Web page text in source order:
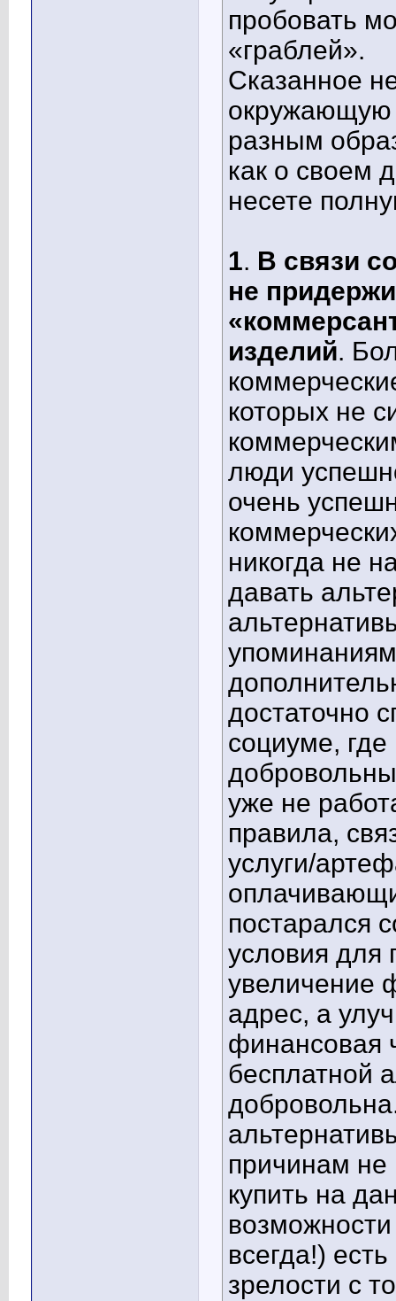
пробовать
«граблей».
Сказанное
окружающую
разным
как о своем
несете
1. В связи
не
изделий.
которых не
люди
очень
никогда не
давать
достаточно
социуме,
уже не
правила,
услуги/
постарался
условия для
увеличение
адрес, а
финансовая
бесплатной
причинам не
купить на
всегда!)
зрелости с